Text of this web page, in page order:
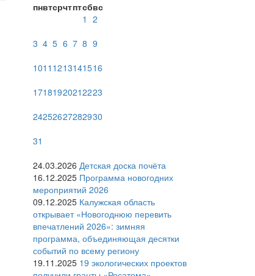
пнвтсрчтптсбвс
1 2
3 4 5 6 7 8 9
1011 1213141516
17181920212223
24252627282930
31
24.03.2026 Детская доска почёта
16.12.2025 Программа новогодних
мероприятий 2026
09.12.2025 Калужская область
открывает «Новогоднюю перевить
впечатлений 2026»: зимняя
программа, объединяющая десятки
событий по всему региону
19.11.2025 19 экологических проектов